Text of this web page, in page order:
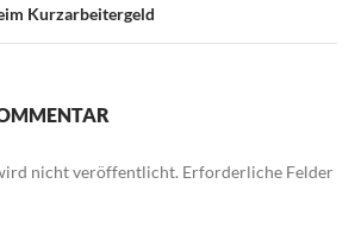
Kurzarbeitergeld
nicht veröffentlicht. Erforderliche Felder